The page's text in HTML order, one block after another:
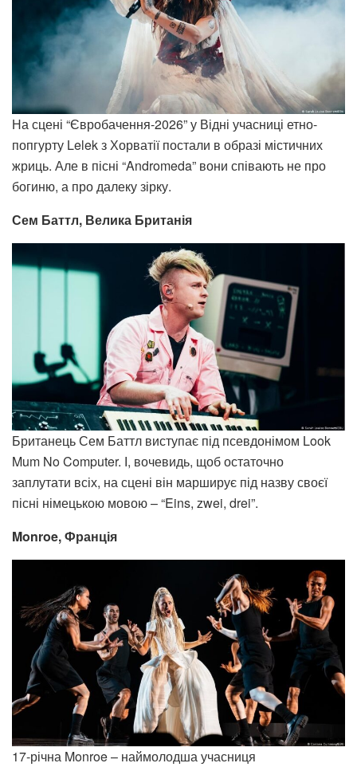
На сцені “Євробачення-2026” у Відні учасниці етно-
попгурту Lelek з Хорватії постали в образі містичних
жриць. Але в пісні “Andromeda” вони співають не про
богиню, а про далеку зірку.
Сем Баттл, Велика Британія
Британець Сем Баттл виступає під псевдонімом Look
Mum No Computer. І, вочевидь, щоб остаточно
заплутати всіх, на сцені він марширує під назву своєї
пісні німецькою мовою – “Eins, zwei, drei”.
Monroe, Франція
17-річна Monroe – наймолодша учасниця